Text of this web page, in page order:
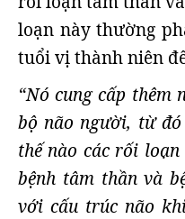
loạn này thường
tuổi vị thành niên
“Nó cung cấp thêm
bộ não người, từ
thế nào các rối
bệnh tâm thần và
với cấu trúc não